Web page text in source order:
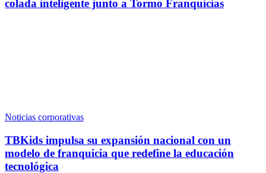
colada inteligente junto a Tormo Franquicias
Noticias corporativas
TBKids impulsa su expansión nacional con un
modelo de franquicia que redefine la educación
tecnológica